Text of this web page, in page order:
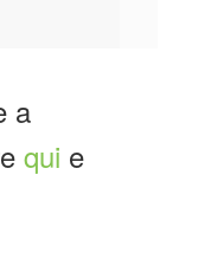
a
qui e